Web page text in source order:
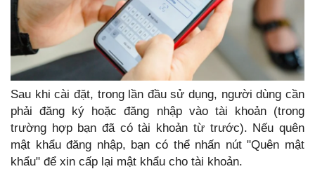
Sau khi cài đặt, trong lần đầu sử dụng, người dùng cần
phải đăng ký hoặc đăng nhập vào tài khoản (trong
trường hợp bạn đã có tài khoản từ trước). Nếu quên
mật khẩu đăng nhập, bạn có thể nhấn nút "Quên mật
khẩu" để xin cấp lại mật khẩu cho tài khoản.